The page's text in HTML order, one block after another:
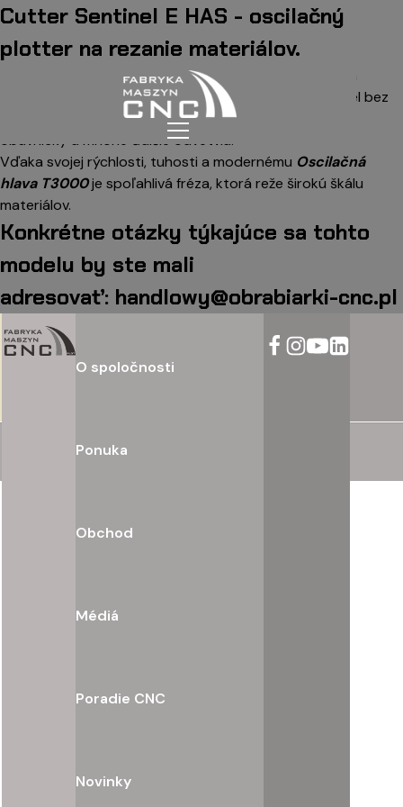
Cutter Sentinel E HAS - oscilačný
plotter na rezanie materiálov.
Fréza série Sentinel E HAS je vysoko výkonná cnc fréza
určená na rezanie širokej škály materiálov. Tento model bez
konkurencie podporuje obalový, tesniaci, čalúnnický,
obuvnícky a mnohé ďalšie odvetvia.
Vďaka svojej rýchlosti, tuhosti a modernému Oscilačná
hlava T3000je spoľahlivá fréza, ktorá reže širokú škálu
materiálov.
Konkrétne otázky týkajúce sa tohto
modelu by ste mali
adresovať: handlowy@obrabiarki-cnc.pl
O spoločnosti
Ponuka
Obchod
Médiá
Poradie CNC
Novinky